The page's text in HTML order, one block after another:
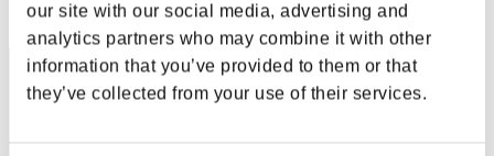
our site with our social media, advertising and
analytics partners who may combine it with other
information that you’ve provided to them or that
they’ve collected from your use of their services.
161